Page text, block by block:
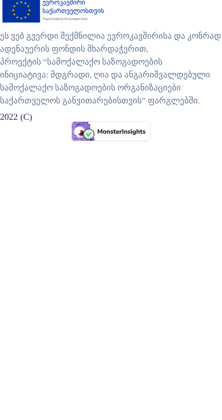
ეს ვებ გვერდი შექმნილია ევროკავშირისა და კონრად
ადენაუერის ფონდის მხარდაჭერით,
პროექტის “სამოქალაქო საზოგადოების
ინიციატივა: მდგრადი, ღია და ანგარიშვალდებული
სამოქალაქო საზოგადოების ორგანიზაციები
საქართველოს განვითარებისთვის” ფარგლებში.
2022 (C)